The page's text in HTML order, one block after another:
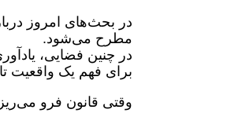
مطرح می‌شود.
در چنین فضایی،
برای فهم یک واقعیت
وقتی قانون فرو